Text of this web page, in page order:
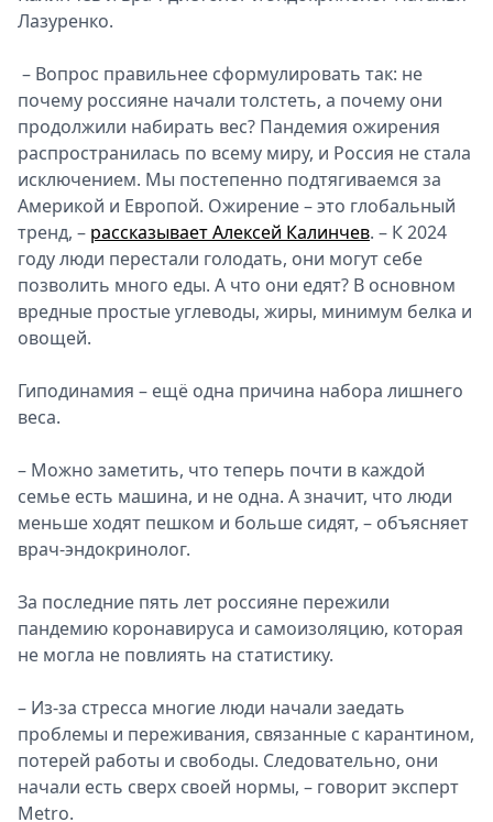
Лазуренко.
– Вопрос правильнее сформулировать так: не
почему россияне начали толстеть, а почему они
продолжили набирать вес? Пандемия ожирения
распространилась по всему миру, и Россия не стала
исключением. Мы постепенно подтягиваемся за
Америкой и Европой. Ожирение – это глобальный
тренд, – рассказывает Алексей Калинчев. – К 2024
году люди перестали голодать, они могут себе
позволить много еды. А что они едят? В основном
вредные простые углеводы, жиры, минимум белка и
овощей.
Гиподинамия – ещё одна причина набора лишнего
веса.
– Можно заметить, что теперь почти в каждой
семье есть машина, и не одна. А значит, что люди
меньше ходят пешком и больше сидят, – объясняет
врач-эндокринолог.
За последние пять лет россияне пережили
пандемию коронавируса и самоизоляцию, которая
не могла не повлиять на статистику.
– Из-за стресса многие люди начали заедать
проблемы и переживания, связанные с карантином,
потерей работы и свободы. Следовательно, они
начали есть сверх своей нормы, – говорит эксперт
Metro.